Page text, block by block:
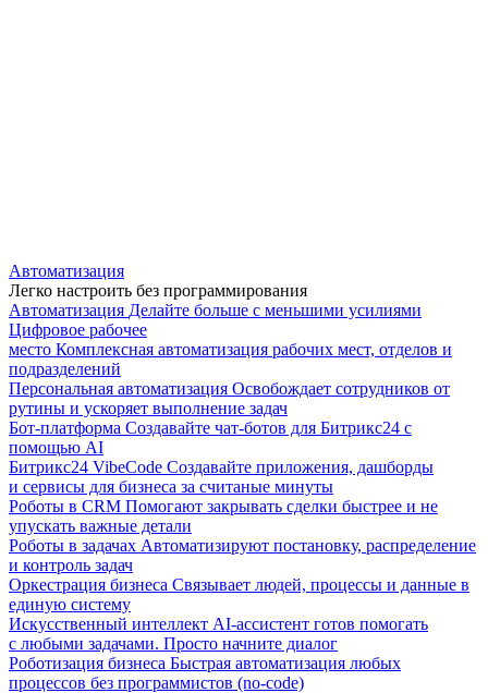
Автоматизация
Легко настроить без программирования
Автоматизация Делайте больше с меньшими усилиями
Цифровое рабочее
место Комплексная автоматизация рабочих мест, отделов и
подразделений
Персональная автоматизация Освобождает сотрудников от
рутины и ускоряет выполнение задач
Бот-платформа Создавайте чат-ботов для Битрикс24 с
помощью AI
Битрикс24 VibeCode Создавайте приложения, дашборды
и сервисы для бизнеса за считаные минуты
Роботы в CRM Помогают закрывать сделки быстрее и не
упускать важные детали
Роботы в задачах Автоматизируют постановку, распределение
и контроль задач
Оркестрация бизнеса Связывает людей, процессы и данные в
единую систему
Искусственный интеллект AI-ассистент готов помогать
с любыми задачами. Просто начните диалог
Роботизация бизнеса Быстрая автоматизация любых
процессов без программистов (no-code)